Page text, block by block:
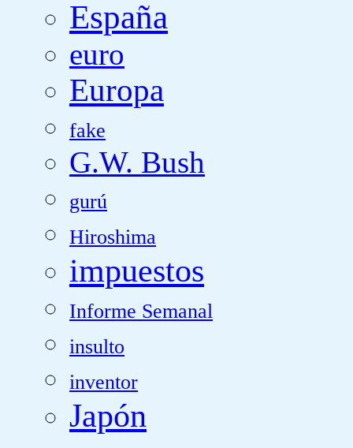
España
euro
Europa
fake
G.W. Bush
gurú
Hiroshima
impuestos
Informe Semanal
insulto
inventor
Japón